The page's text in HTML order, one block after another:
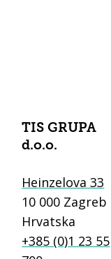
TIS GRUPA
d.o.o.
Heinzelova 33
10 000 Zagreb
Hrvatska
+385 (0)1 23 55